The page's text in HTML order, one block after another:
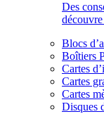
Des
Blocs
Boîtiers
Cartes
Cartes
Cartes
Disques